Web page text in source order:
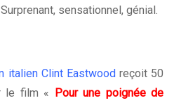
sensationnel, génial.
italien Clint Eastwood reçoit 50
le film «
Pour une poignée de